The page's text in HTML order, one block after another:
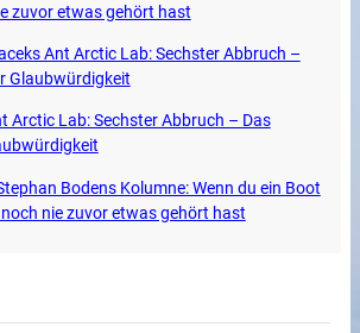
zuvor etwas gehört hast
Ant Arctic Lab: Sechster Abbruch –
Glaubwürdigkeit
Arctic Lab: Sechster Abbruch – Das
Bodens Kolumne: Wenn du ein Boot
nie zuvor etwas gehört hast